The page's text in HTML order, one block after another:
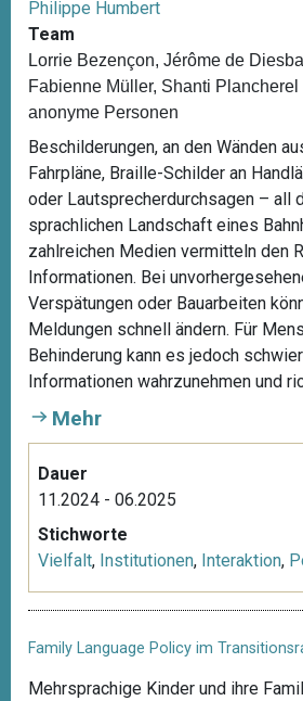
Philippe Humbert
Team
Lorrie Bezençon, Jérôme de
Fabienne Müller, Shanti
anonyme Personen
Beschilderungen, an den Wänden
Fahrpläne, Braille-Schilder an
oder Lautsprecherdurchsagen – all
sprachlichen Landschaft eines
zahlreichen Medien vermitteln den
Informationen. Bei
Verspätungen oder Bauarbeiten
Meldungen schnell ändern. Für
Behinderung kann es jedoch
Informationen wahrzunehmen und
Mehr
Dauer
11.2024 - 06.2025
Stichworte
Vielfalt, Institutionen, Interaktion,
Family Language Policy im
Mehrsprachige Kinder und ihre